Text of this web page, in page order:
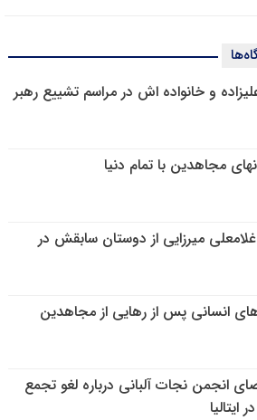
و خانواده اش در مراسم تشییع رهبر
مجاهدین با تمام دنیا
میرزایی از دوستان سابقش در
انسانی پس از رهایی از مجاهدین
انجمن نجات آلبانی درباره لغو تجمع